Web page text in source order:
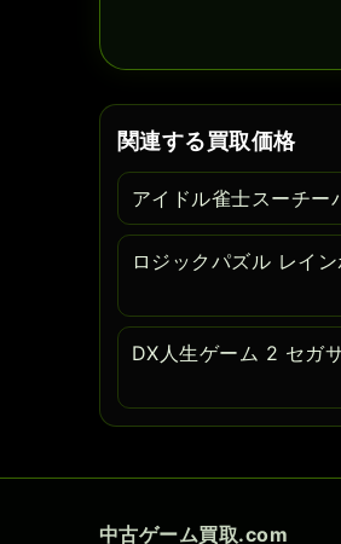
関連する買取価格
アイドル雀士スーチ
ロジックパズル レイ
DX人生ゲーム 2 セガ
中古ゲーム買取.com